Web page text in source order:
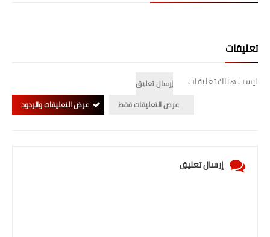
الجامعات
تعليقات
ليست هناك تعليقات
إرسال تعليق
عرض التعليقات فقط
عرض التعليقات والردود
إرسال تعليق